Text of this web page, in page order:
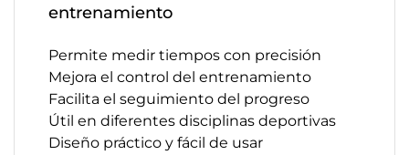
entrenamiento
Permite medir tiempos con precisión
Mejora el control del entrenamiento
Facilita el seguimiento del progreso
Útil en diferentes disciplinas deportivas
Diseño práctico y fácil de usar